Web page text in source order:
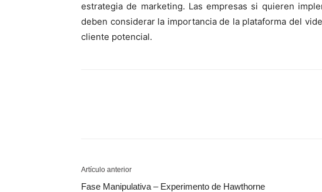
estrategia de marketing. Las empresas si quieren
deben considerar la importancia de la plataforma del
cliente potencial.
Artículo anterior
Fase Manipulativa – Experimento de Hawthorne